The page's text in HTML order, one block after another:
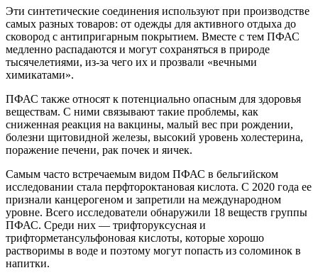
Эти синтетические соединения используют при производстве
самых разных товаров: от одежды для активного отдыха до
сковород с антипригарным покрытием. Вместе с тем ПФАС
медленно распадаются и могут сохраняться в природе
тысячелетиями, из-за чего их и прозвали «вечными
химикатами».
ПФАС также относят к потенциально опасным для здоровья
веществам. С ними связывают такие проблемы, как
сниженная реакция на вакцины, малый вес при рождении,
болезни щитовидной железы, высокий уровень холестерина,
поражение печени, рак почек и яичек.
Самым часто встречаемым видом ПФАС в бельгийском
исследовании стала перфтороктановая кислота. С 2020 года ее
признали канцерогеном и запретили на международном
уровне. Всего исследователи обнаружили 18 веществ группы
ПФАС. Среди них — трифторуксусная и
трифторметансульфоновая кислоты, которые хорошо
растворимы в воде и поэтому могут попасть из соломинок в
напитки.